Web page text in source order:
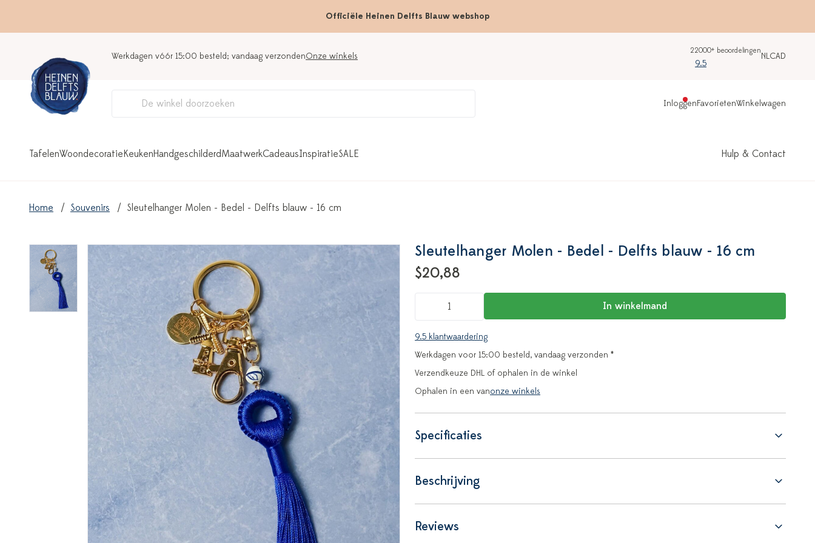
Officiële Heinen Delfts Blauw webshop
Werkdagen vóór 15:00 besteld; vandaag verzondenOnze winkels
22000+ beoordelingen
9.5
NLCAD
InloggenFavorietenWinkelwagen
TafelenWoondecoratieKeukenHandgeschilderdMaatwerkCadeausInspiratieSALE Hulp & Contact
Home Souvenirs Sleutelhanger Molen - Bedel - Delfts blauw - 16 cm
Sleutelhanger Molen - Bedel - Delfts blauw - 16 cm
$20,88
In winkelmand
9.5 klantwaardering
Werkdagen voor 15:00 besteld, vandaag verzonden *
Verzendkeuze DHL of ophalen in de winkel
Ophalen in een vanonze winkels
Specificaties
Beschrijving
Reviews